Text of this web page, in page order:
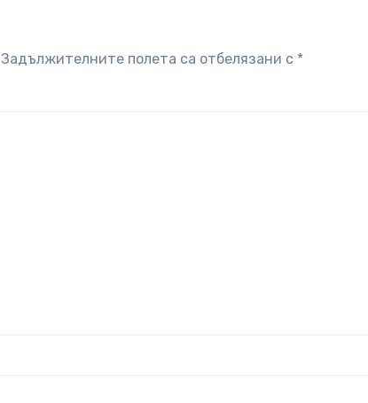
Задължителните полета са отбелязани с *